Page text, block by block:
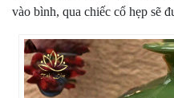
vào bình, qua chiếc cổ hẹp sẽ